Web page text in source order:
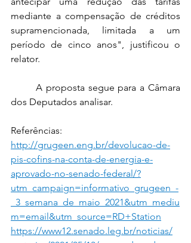
mediante a compensação de créditos
supramencionada, limitada a um
período de cinco anos", justificou o
relator.
dos Deputados analisar.
Referências:
http://grugeen.eng.br/devolucao-de-
pis-cofins-na-conta-de-energia-e-
aprovado-no-senado-federal/?
utm_campaign=informativo_grugeen_-
_3_semana_de_maio_2021&utm_mediu
m=email&utm_source=RD+Station
https://www12.senado.leg.br/noticias/